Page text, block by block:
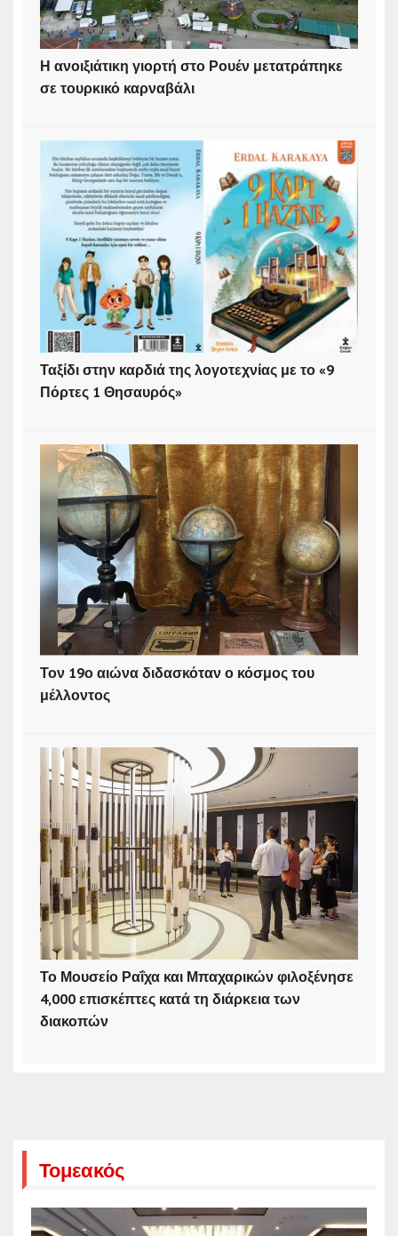
Η ανοιξιάτικη γιορτή στο Ρουέν μετατράπηκε
σε τουρκικό καρναβάλι
Ταξίδι στην καρδιά της λογοτεχνίας με το «9
Πόρτες 1 Θησαυρός»
Τον 19ο αιώνα διδασκόταν ο κόσμος του
μέλλοντος
Το Μουσείο Ραΐχα και Μπαχαρικών φιλοξένησε
4,000 επισκέπτες κατά τη διάρκεια των
διακοπών
Τομεακός